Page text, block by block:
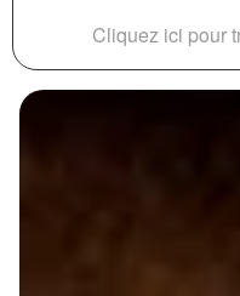
Cliquez ici pour